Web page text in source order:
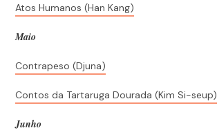
Atos Humanos (Han Kang)
Maio
Contrapeso (Djuna)
Contos da Tartaruga Dourada (Kim Si-seup)
Junho